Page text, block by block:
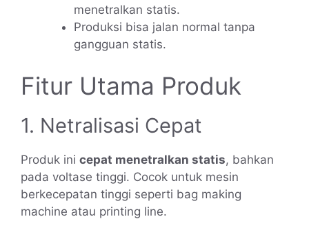
menetralkan statis.
Produksi bisa jalan normal tanpa
gangguan statis.
Fitur Utama Produk
1. Netralisasi Cepat
Produk ini cepat menetralkan statis, bahkan
pada voltase tinggi. Cocok untuk mesin
berkecepatan tinggi seperti bag making
machine atau printing line.